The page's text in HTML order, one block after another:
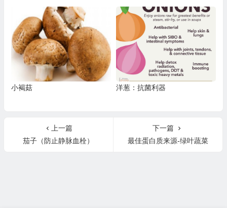
花绿叶、芝麻菜、孢子甘蓝、卷
心菜）
小褐菇 洋葱：抗菌利器
上一篇
茄子（防止静脉血栓）
下一篇
最佳蛋白质来源-绿叶蔬菜